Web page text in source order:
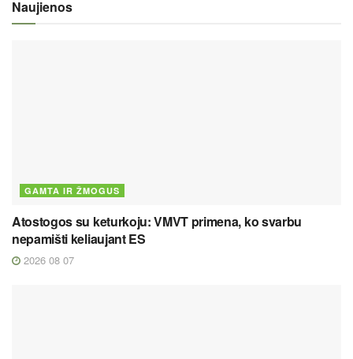
Naujienos
GAMTA IR ŽMOGUS
Atostogos su keturkoju: VMVT primena, ko svarbu
nepamišti keliaujant ES
2026 08 07